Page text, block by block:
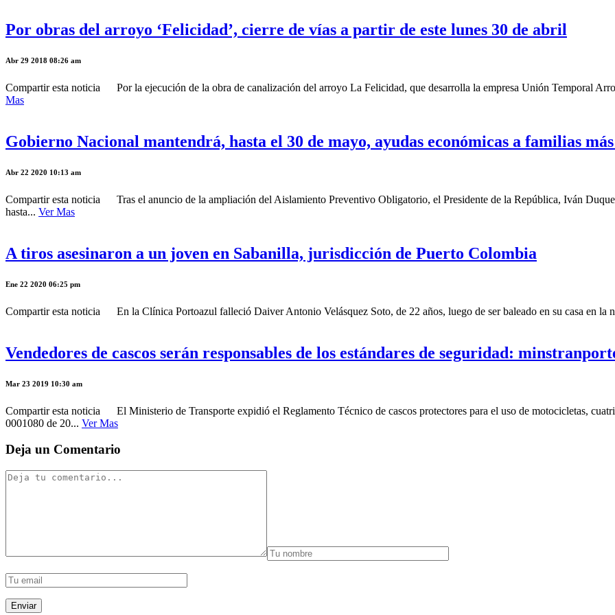
Por obras del arroyo ‘Felicidad’, cierre de vías a partir de este lunes 30 de abril
Abr 29 2018 08:26 am
Compartir esta noticia Por la ejecución de la obra de canalización del arroyo La Felicidad, que desarrolla la empresa Unión Temporal
Mas
Gobierno Nacional mantendrá, hasta el 30 de mayo, ayudas económicas a familias
Abr 22 2020 10:13 am
Compartir esta noticia Tras el anuncio de la ampliación del Aislamiento Preventivo Obligatorio, el Presidente de la República, Iván
hasta... Ver Mas
A tiros asesinaron a un joven en Sabanilla, jurisdicción de Puerto Colombia
Ene 22 2020 06:25 pm
Compartir esta noticia En la Clínica Portoazul falleció Daiver Antonio Velásquez Soto, de 22 años, luego de ser baleado en su casa en la
Vendedores de cascos serán responsables de los estándares de seguridad:
Mar 23 2019 10:30 am
Compartir esta noticia El Ministerio de Transporte expidió el Reglamento Técnico de cascos protectores para el uso de motocicletas,
0001080 de 20... Ver Mas
Deja un Comentario